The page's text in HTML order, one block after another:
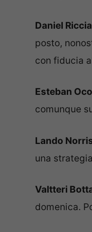
Daniel
posto,
con fiducia
Esteban
comunque
Lando
una
Valtteri
domenica.